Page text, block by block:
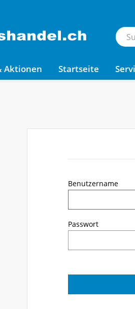
Aktionen Startseite
Benutzername
Passwort